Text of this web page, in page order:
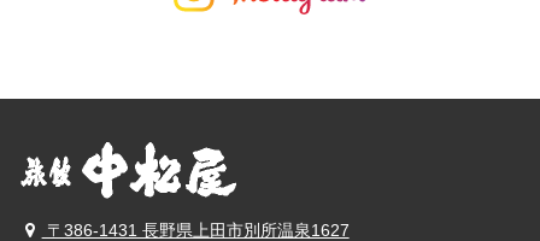
〒386-1431 長野県上田市別所温泉1627